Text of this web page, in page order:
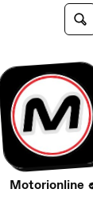
Motorionline